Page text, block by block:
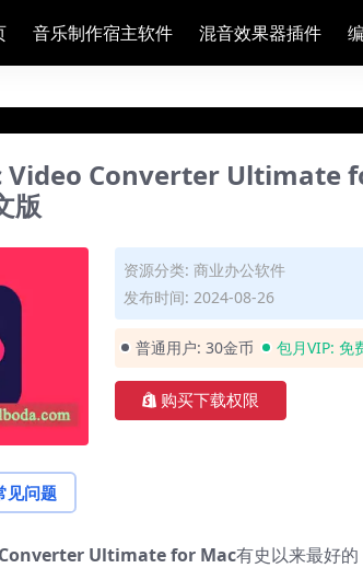
音乐制作宿主软件 混音效果器插件
Converter Ultimate
版
资源分类: 商业办公软件
发布时间: 2024-08-26
普通用户: 30金币 包月VIP: 免
购买下载权限
见问题
Ultimate for Mac有史以来最好